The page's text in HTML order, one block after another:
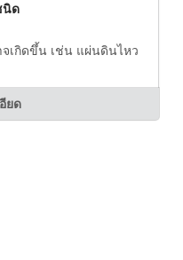
นิด
จเกิดขึ้น เช่น แผ่นดินไหว
ยด